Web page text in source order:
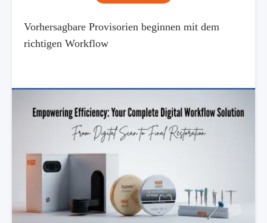
Vorhersagbare Provisorien beginnen mit dem
richtigen Workflow